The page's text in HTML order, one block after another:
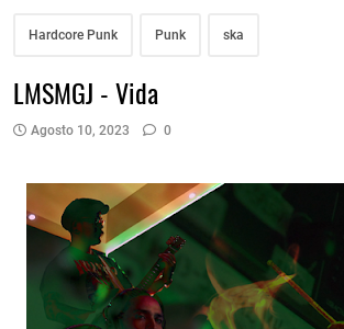
Hardcore Punk Punk ska
LMSMGJ - Vida
Agosto 10, 2023 0